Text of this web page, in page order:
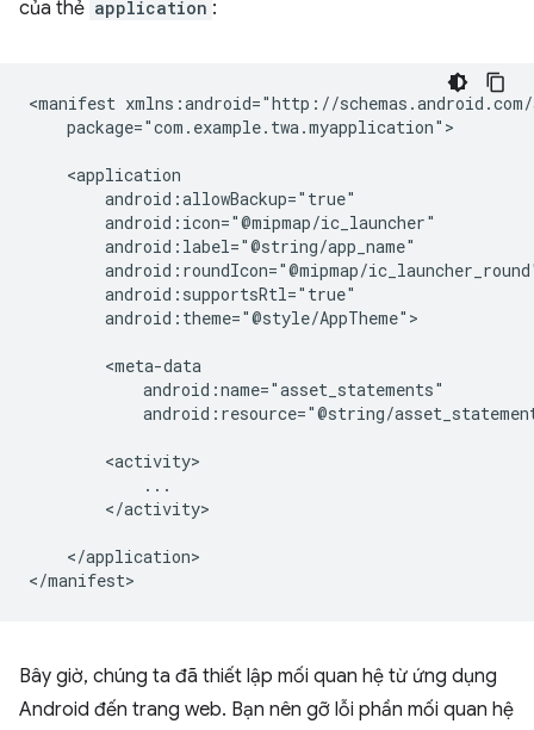
của thẻ application :
<manifest
package="com.example.twa.myapplication">
android:theme="@style/AppTheme">
android:resource="@string/
</activity>
</application>
Bây giờ, chúng ta đã thiết lập mối quan hệ từ ứng dụng
Android đến trang web. Bạn nên gỡ lỗi phần mối quan hệ